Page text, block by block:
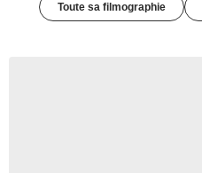
Toute sa filmographie